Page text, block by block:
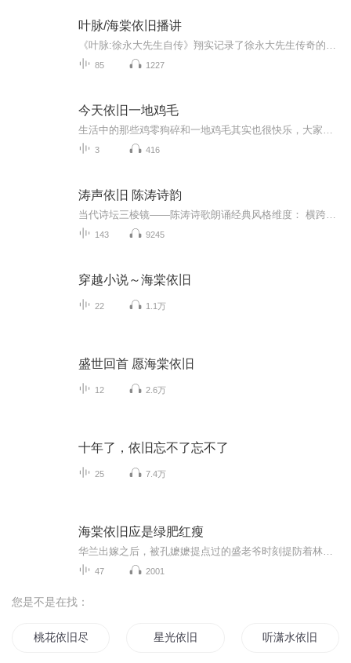
叶脉/海棠依旧播讲
85 1227
今天依旧一地鸡毛
3 416
涛声依旧 陈涛诗韵
143 9245
穿越小说～海棠依旧
22 1.1万
盛世回首 愿海棠依旧
12 2.6万
十年了，依旧忘不了忘不了
25 7.4万
海棠依旧应是绿肥红瘦
47 2001
您是不是在找：
桃花依旧尽春风 星光依旧 听潇水依旧又重行